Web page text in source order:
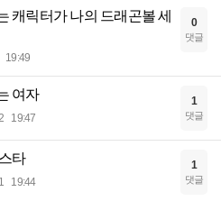
캐릭터가 나의 드래곤볼 세
19:49
0
댓글
여자
19:47
1
댓글
타
19:44
1
댓글